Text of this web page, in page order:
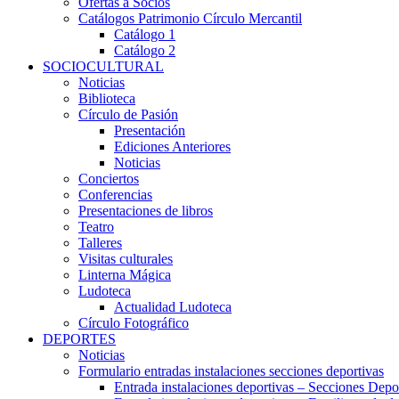
Catálogos Patrimonio Círculo Mercantil
Catálogo 1
Catálogo 2
SOCIOCULTURAL
Noticias
Biblioteca
Círculo de Pasión
Presentación
Ediciones Anteriores
Noticias
Conciertos
Conferencias
Presentaciones de libros
Teatro
Talleres
Visitas culturales
Linterna Mágica
Ludoteca
Actualidad Ludoteca
Círculo Fotográfico
DEPORTES
Noticias
Formulario entradas instalaciones secciones deportivas
Entrada instalaciones deportivas – Secciones